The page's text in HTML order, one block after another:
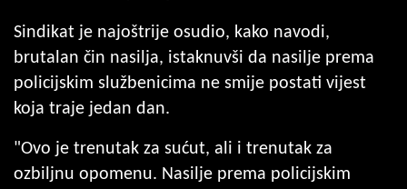
Sindikat je najoštrije osudio, kako navodi,
brutalan čin nasilja, istaknuvši da nasilje prema
policijskim službenicima ne smije postati vijest
koja traje jedan dan.
"Ovo je trenutak za sućut, ali i trenutak za
ozbiljnu opomenu. Nasilje prema policijskim